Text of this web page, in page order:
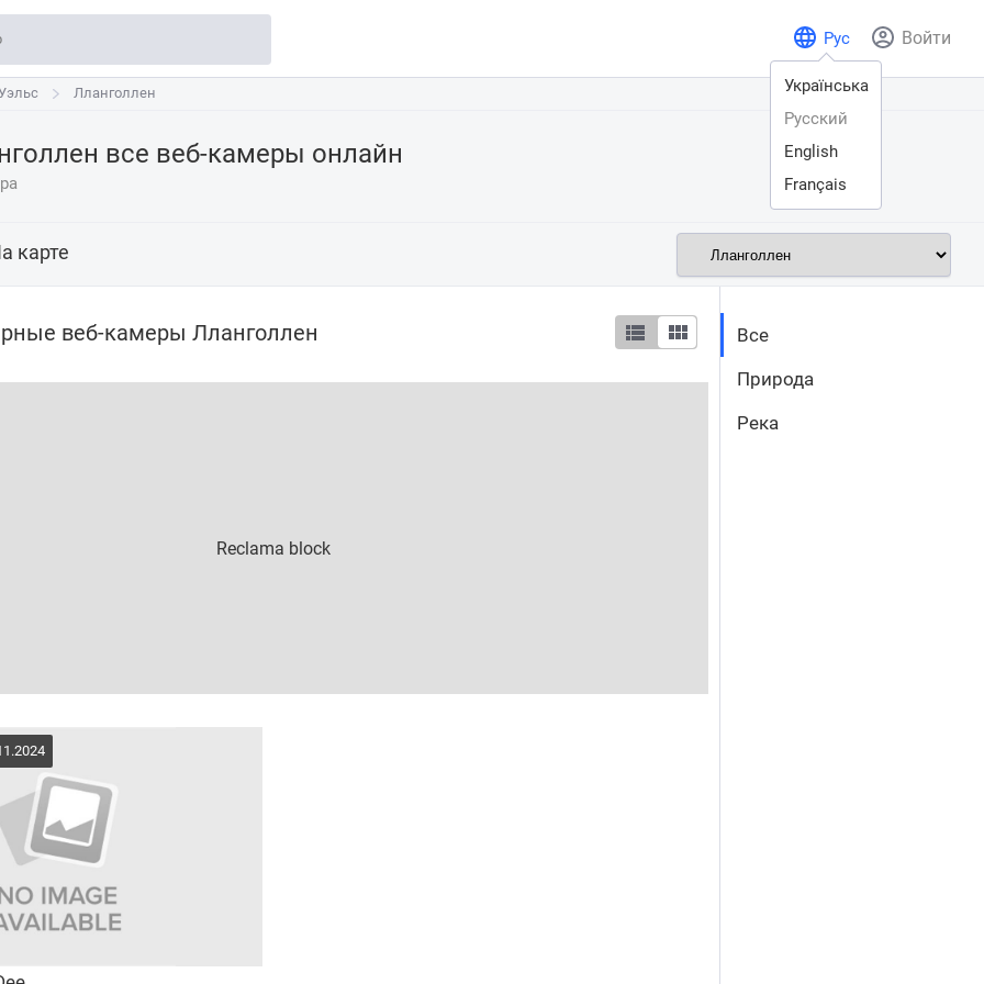
Войти
Рус
Українська
Русский
English
Français
Лланголлен
Лланголлен
все веб-камеры онлайн
карте
веб-камеры Лланголлен
Все
Природа
Река